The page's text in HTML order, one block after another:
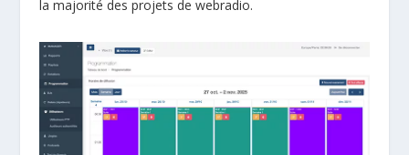
la majorité des projets de webradio.